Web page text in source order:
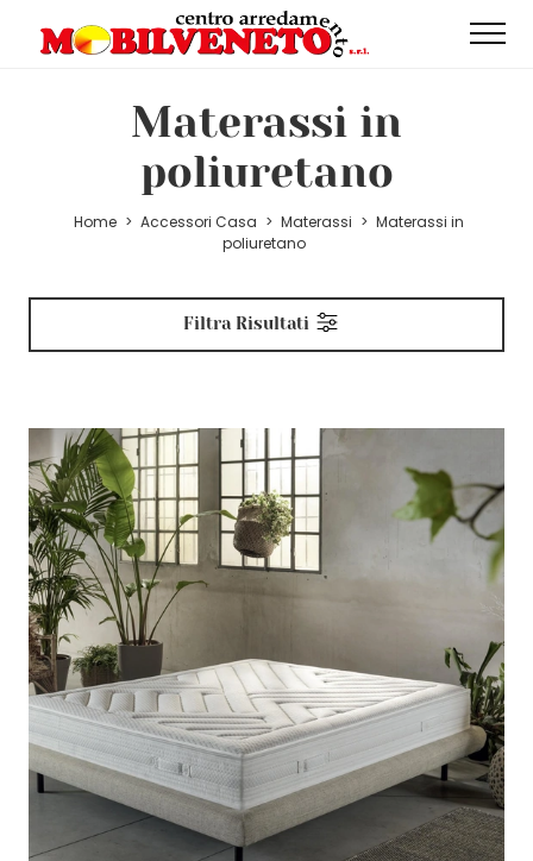
Materassi in
poliuretano
Home > Accessori Casa > Materassi > Materassi in
poliuretano
Filtra Risultati